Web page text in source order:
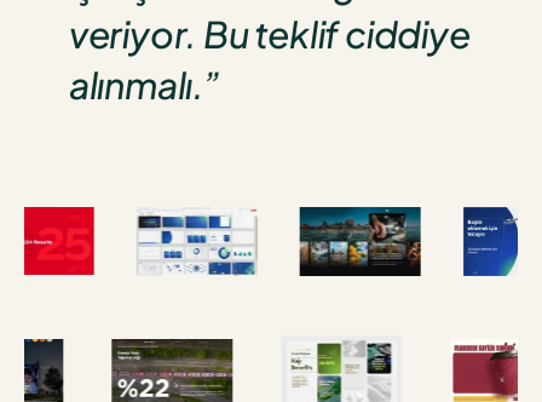
veriyor. Bu teklif ciddiye
alınmalı.”